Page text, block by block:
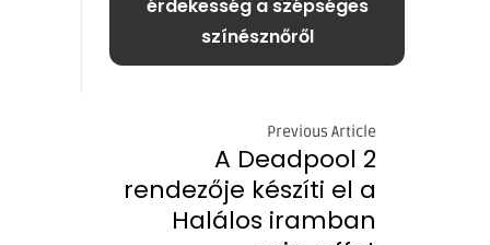
érdekesség a szépséges
színésznőről
Previous Article
A Deadpool 2
rendezője készíti el a
Halálos iramban